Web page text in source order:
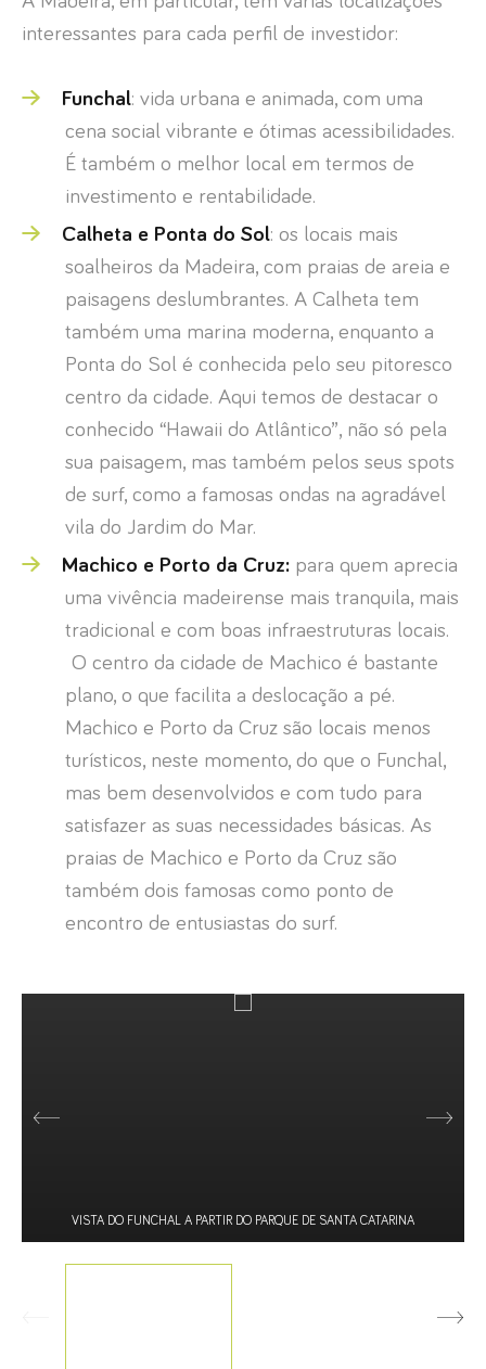
interessantes para cada perfil de investidor:
Funchal: vida urbana e animada, com uma
cena social vibrante e ótimas acessibilidades.
É também o melhor local em termos de
investimento e rentabilidade.
Calheta e Ponta do Sol: os locais mais
soalheiros da Madeira, com praias de areia e
paisagens deslumbrantes. A Calheta tem
também uma marina moderna, enquanto a
Ponta do Sol é conhecida pelo seu pitoresco
centro da cidade. Aqui temos de destacar o
conhecido “Hawaii do Atlântico”, não só pela
sua paisagem, mas também pelos seus spots
de surf, como a famosas ondas na agradável
vila do Jardim do Mar.
Machico e Porto da Cruz: para quem aprecia
uma vivência madeirense mais tranquila, mais
tradicional e com boas infraestruturas locais.
O centro da cidade de Machico é bastante
plano, o que facilita a deslocação a pé.
Machico e Porto da Cruz são locais menos
turísticos, neste momento, do que o Funchal,
mas bem desenvolvidos e com tudo para
satisfazer as suas necessidades básicas. As
praias de Machico e Porto da Cruz são
também dois famosas como ponto de
encontro de entusiastas do surf.
VISTA DO FUNCHAL A PARTIR DO PARQUE DE SANTA CATARINA